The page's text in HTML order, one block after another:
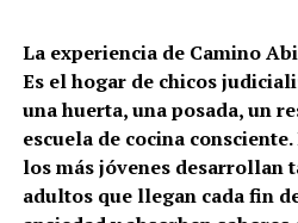
La experiencia de Camino
Es el hogar de chicos
una huerta, una posada, un
escuela de cocina
los más jóvenes desarrollan
adultos que llegan cada fin